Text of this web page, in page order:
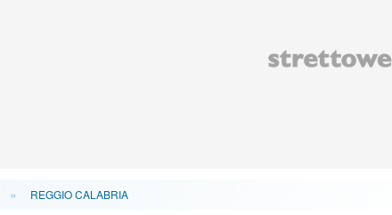
» REGGIO CALABRIA